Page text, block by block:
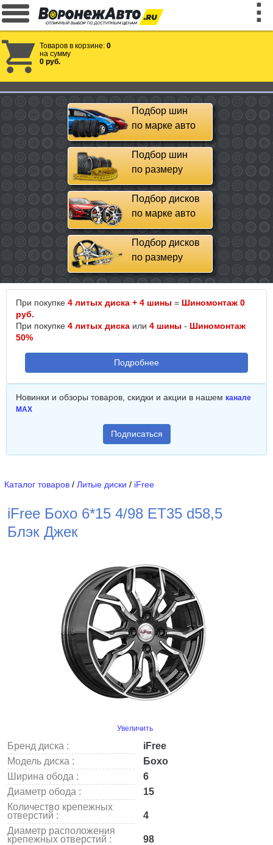
Товаров в корзине: 0
на сумму
0 руб.
Подбор шин
по марке авто
Подбор шин
по размеру
Подбор дисков
по марке авто
Подбор дисков
по размеру
При покупке 4 литых диска + 4 шины = Шиномонтаж 0
руб.
При покупке 4 литых диска или 4 шины - Шиномонтаж
50%
Подробнее
Новинки и обзоры товаров, скидки и акции в нашем канале
MAX
Подписаться
Каталог товаров / Литые диски / iFree
iFree Бохо 6*15 4/98 ET35 d58,5
Блэк Джек
Увеличить
Бренд диска :
iFree
Модель диска :
Бохо
Ширина обода :
6
Диаметр обода :
15
Количество крепежных
отверстий :
4
Диаметр расположения
крепежных отверстий :
98